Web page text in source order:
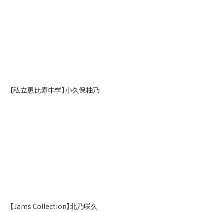
【私立恵比寿中学】小久保柚乃
【Jams Collection】北乃咲久